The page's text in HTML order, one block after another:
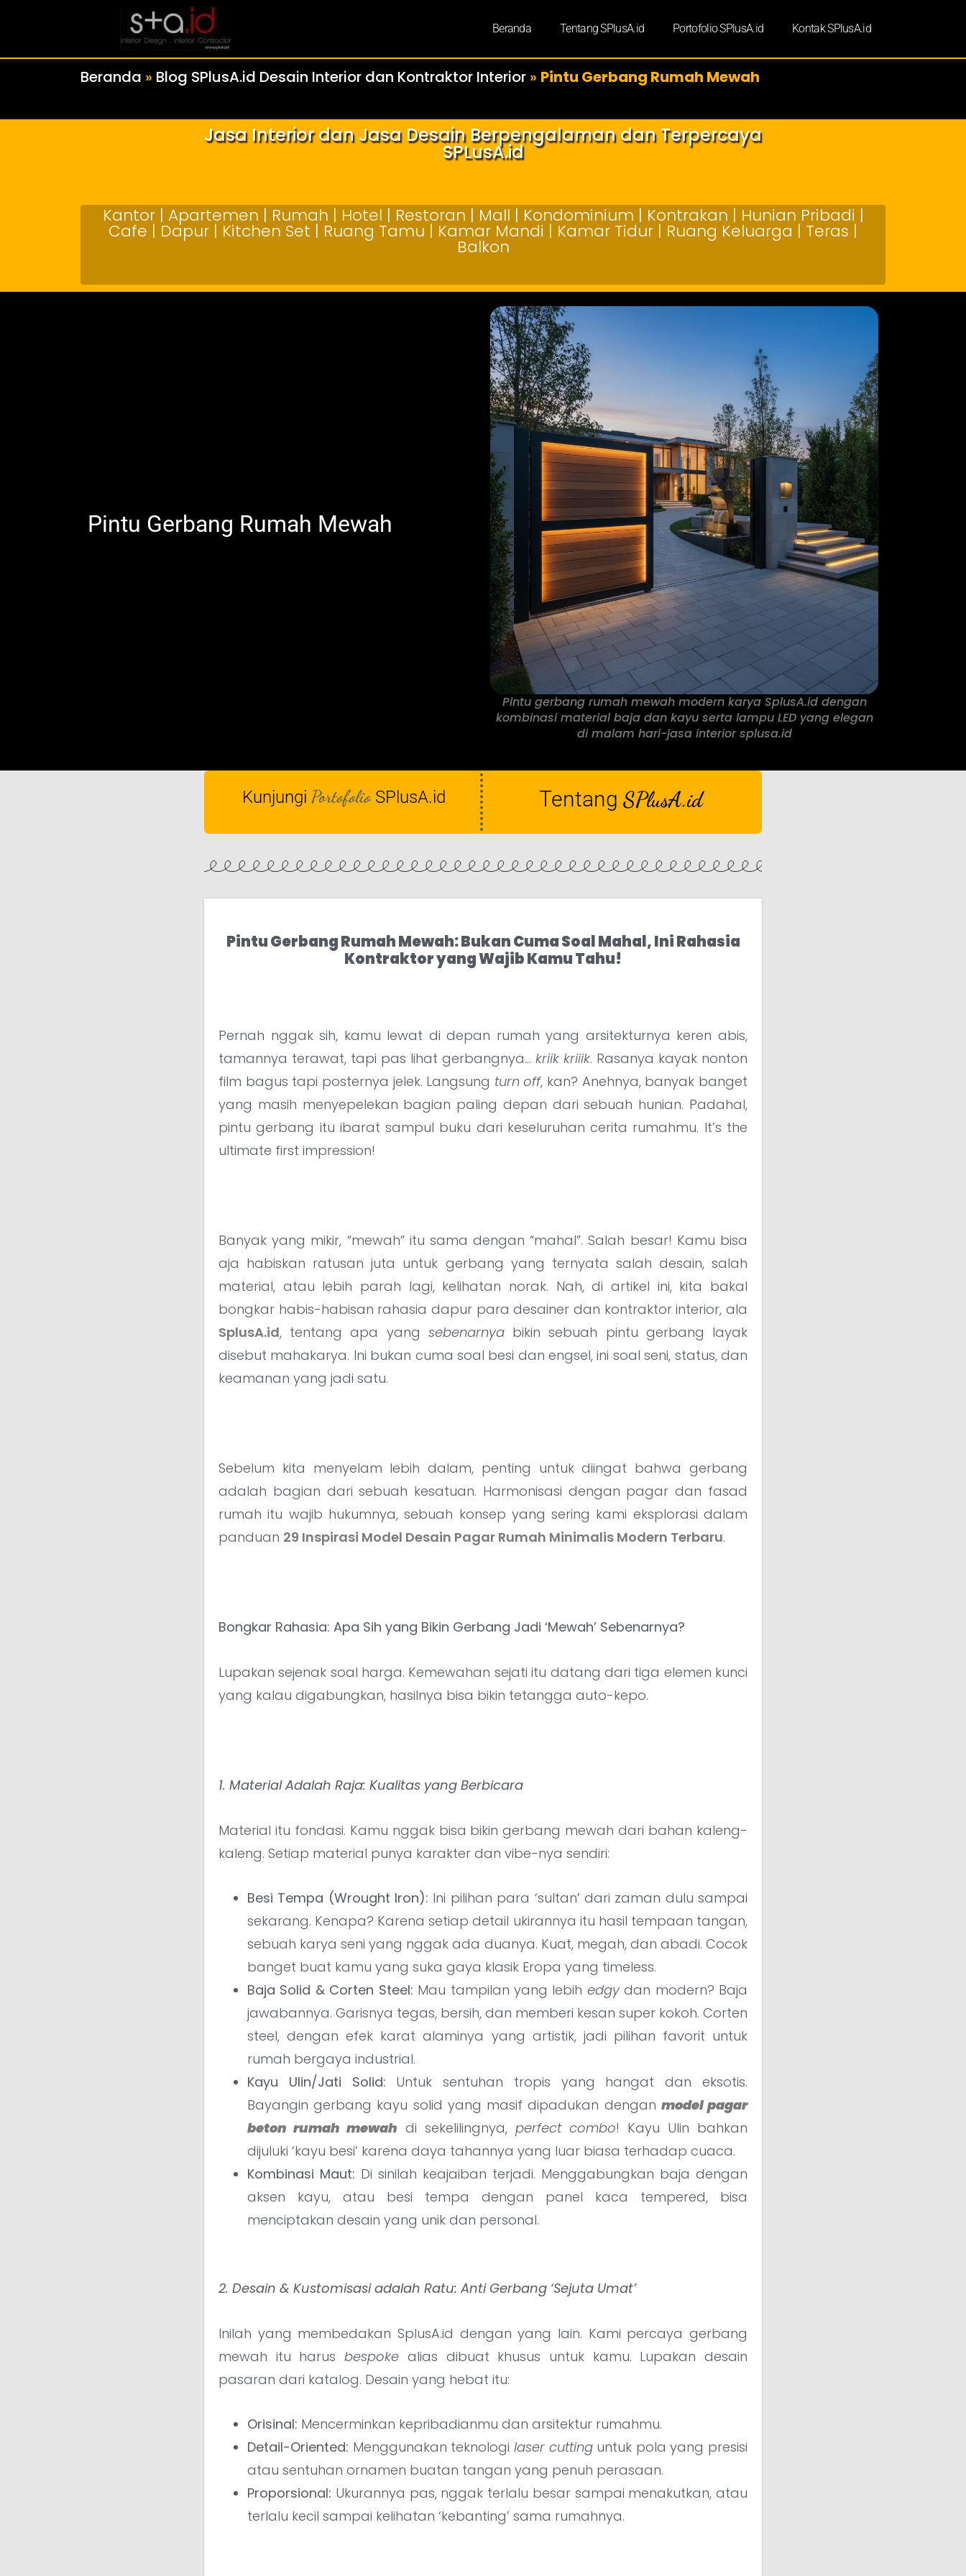
Beranda Tentang SPlusA.id Portofolio SPlusA.id Kontak SPlusA.id
Beranda » Blog SPlusA.id Desain Interior dan Kontraktor Interior » Pintu Gerbang Rumah Mewah
Jasa Interior dan Jasa Desain Berpengalaman dan Terpercaya
SPLusA.id
Kantor | Apartemen | Rumah | Hotel | Restoran | Mall | Kondominium | Kontrakan | Hunian Pribadi |
Cafe | Dapur | Kitchen Set | Ruang Tamu | Kamar Mandi | Kamar Tidur | Ruang Keluarga | Teras |
Balkon
Pintu Gerbang Rumah Mewah
Pintu gerbang rumah mewah modern karya SplusA.id dengan
kombinasi material baja dan kayu serta lampu LED yang elegan
di malam hari-jasa interior splusa.id
Kunjungi Portofolio SPlusA.id Tentang SPlusA.id
Pintu Gerbang Rumah Mewah: Bukan Cuma Soal Mahal, Ini Rahasia
Kontraktor yang Wajib Kamu Tahu!
Pernah nggak sih, kamu lewat di depan rumah yang arsitekturnya keren abis,
tamannya terawat, tapi pas lihat gerbangnya… kriik kriiik. Rasanya kayak nonton
film bagus tapi posternya jelek. Langsung turn off, kan? Anehnya, banyak banget
yang masih menyepelekan bagian paling depan dari sebuah hunian. Padahal,
pintu gerbang itu ibarat sampul buku dari keseluruhan cerita rumahmu. It’s the
ultimate first impression!
Banyak yang mikir, “mewah” itu sama dengan “mahal”. Salah besar! Kamu bisa
aja habiskan ratusan juta untuk gerbang yang ternyata salah desain, salah
material, atau lebih parah lagi, kelihatan norak. Nah, di artikel ini, kita bakal
bongkar habis-habisan rahasia dapur para desainer dan kontraktor interior, ala
SplusA.id, tentang apa yang sebenarnyabikin sebuah pintu gerbang layak
disebut mahakarya. Ini bukan cuma soal besi dan engsel, ini soal seni, status, dan
keamanan yang jadi satu.
Sebelum kita menyelam lebih dalam, penting untuk diingat bahwa gerbang
adalah bagian dari sebuah kesatuan. Harmonisasi dengan pagar dan fasad
rumah itu wajib hukumnya, sebuah konsep yang sering kami eksplorasi dalam
panduan 29 Inspirasi Model Desain Pagar Rumah Minimalis Modern Terbaru.
Bongkar Rahasia: Apa Sih yang Bikin Gerbang Jadi ‘Mewah’ Sebenarnya?
Lupakan sejenak soal harga. Kemewahan sejati itu datang dari tiga elemen kunci
yang kalau digabungkan, hasilnya bisa bikin tetangga auto-kepo.
1. Material Adalah Raja: Kualitas yang Berbicara
Material itu fondasi. Kamu nggak bisa bikin gerbang mewah dari bahan kaleng-
kaleng. Setiap material punya karakter dan vibe-nya sendiri:
Besi Tempa (Wrought Iron): Ini pilihan para ‘sultan’ dari zaman dulu sampai
sekarang. Kenapa? Karena setiap detail ukirannya itu hasil tempaan tangan,
sebuah karya seni yang nggak ada duanya. Kuat, megah, dan abadi. Cocok
banget buat kamu yang suka gaya klasik Eropa yang timeless.
Baja Solid & Corten Steel: Mau tampilan yang lebih edgydan modern? Baja
jawabannya. Garisnya tegas, bersih, dan memberi kesan super kokoh. Corten
steel, dengan efek karat alaminya yang artistik, jadi pilihan favorit untuk
rumah bergaya industrial.
Kayu Ulin/Jati Solid: Untuk sentuhan tropis yang hangat dan eksotis.
Bayangin gerbang kayu solid yang masif dipadukan dengan model pagar
beton rumah mewah di sekelilingnya, perfect combo! Kayu Ulin bahkan
dijuluki ‘kayu besi’ karena daya tahannya yang luar biasa terhadap cuaca.
Kombinasi Maut: Di sinilah keajaiban terjadi. Menggabungkan baja dengan
aksen kayu, atau besi tempa dengan panel kaca tempered, bisa
menciptakan desain yang unik dan personal.
2. Desain & Kustomisasi adalah Ratu: Anti Gerbang ‘Sejuta Umat’
Inilah yang membedakan SplusA.id dengan yang lain. Kami percaya gerbang
mewah itu harusbespoke alias dibuat khusus untuk kamu. Lupakan desain
pasaran dari katalog. Desain yang hebat itu:
Orisinal: Mencerminkan kepribadianmu dan arsitektur rumahmu.
Detail-Oriented: Menggunakan teknologi laser cuttinguntuk pola yang presisi
atau sentuhan ornamen buatan tangan yang penuh perasaan.
Proporsional: Ukurannya pas, nggak terlalu besar sampai menakutkan, atau
terlalu kecil sampai kelihatan ‘kebanting’ sama rumahnya.